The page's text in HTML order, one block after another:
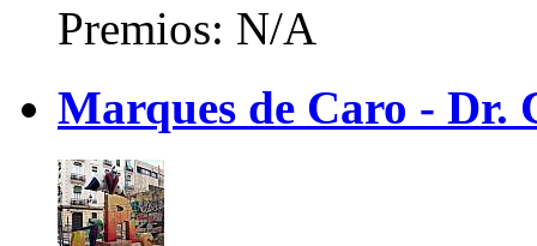
Premios: N/A
Marques de Caro -